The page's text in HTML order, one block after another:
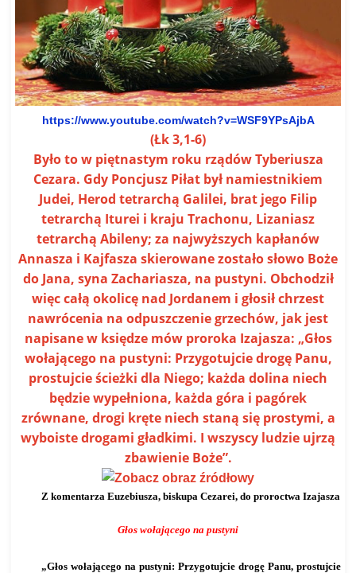
https://www.youtube.com/watch?v=WSF9YPsAjbA
(Łk 3,1-6)
Było to w piętnastym roku rządów Tyberiusza
Cezara. Gdy Poncjusz Piłat był namiestnikiem
Judei, Herod tetrarchą Galilei, brat jego Filip
tetrarchą Iturei i kraju Trachonu, Lizaniasz
tetrarchą Abileny; za najwyższych kapłanów
Annasza i Kajfasza skierowane zostało słowo Boże
do Jana, syna Zachariasza, na pustyni. Obchodził
więc całą okolicę nad Jordanem i głosił chrzest
nawrócenia na odpuszczenie grzechów, jak jest
napisane w księdze mów proroka Izajasza: „Głos
wołającego na pustyni: Przygotujcie drogę Panu,
prostujcie ścieżki dla Niego; każda dolina niech
będzie wypełniona, każda góra i pagórek
zrównane, drogi kręte niech staną się prostymi, a
wyboiste drogami gładkimi. I wszyscy ludzie ujrzą
zbawienie Boże”.
Z komentarza Euzebiusza, biskupa Cezarei, do proroctwa Izajasza
Głos wołającego na pustyni
„Głos wołającego na pustyni: Przygotujcie drogę Panu, prostujcie